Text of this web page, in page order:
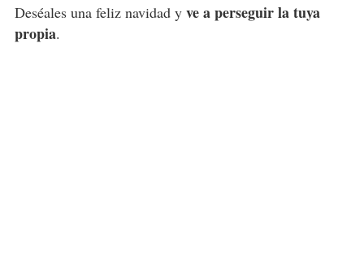
Deséales una feliz navidad y ve a perseguir la tuya
propia.